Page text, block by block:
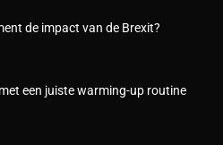
de impact van de Brexit?
een juiste warming-up routine